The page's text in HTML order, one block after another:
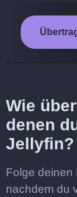
Wie
denen
Jellyfin?
Folge deinen
nachdem du